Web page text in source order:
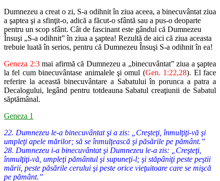
Dumnezeu a creat o zi, S-a odihnit în ziua aceea, a binecuvântat ziua
a şaptea şi a sfinţit-o, adică a făcut-o sfântă sau a pus-o deoparte
pentru un scop sfânt. Cât de fascinant este gândul că Dumnezeu
Însuşi „S-a odihnit”în ziua a şaptea! Rezultă de aici că ziua aceasta
trebuie luată în serios, pentru că Dumnezeu Însuşi S-a odihnit în ea!
Geneza 2:3mai afirmă că Dumnezeu a „binecuvântat” ziua a şaptea
la fel cum binecuvântase animalele şi omul (Gen. 1:22,28). El face
referire la această binecuvântare a Sabatului în porunca a patra a
Decalogului, legând pentru totdeauna Sabatul creaţiunii de Sabatul
săptămânal.
Geneza 1
22. Dumnezeu le-a binecuvântat şi a zis: „Creşteţi, înmulţiţi-vă şi
umpleţi apele mărilor; să se înmulţească şi păsările pe pământ.”
28. Dumnezeu i-a binecuvântat şi Dumnezeu le-a zis: „Creşteţi,
înmulţiţi-vă, umpleţi pământul şi supuneţi-l; şi stăpâniţi peste peştii
mării, peste păsările cerului şi peste orice vieţuitoare care se mişcă
pe pământ.”